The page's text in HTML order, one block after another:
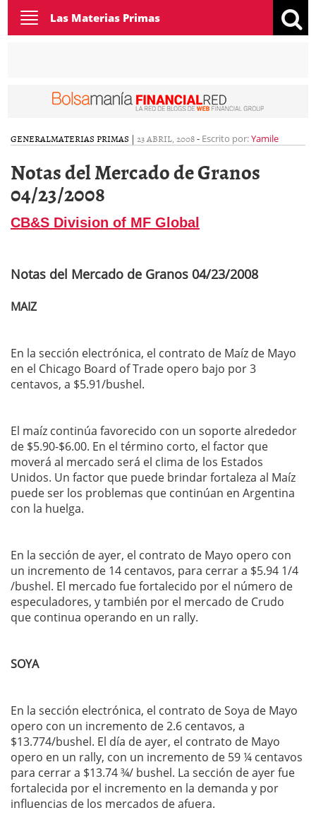
Toggle
navigation
Las Materias Primas
GENERALMATERIAS PRIMAS | 23 ABRIL, 2008- Escrito por:Yamile
Notas del Mercado de Granos
04/23/2008
CB&S Division of MF Global
Notas del Mercado de Granos 04/23/2008
MAIZ
En la sección electrónica, el contrato de Maíz de Mayo
en el Chicago Board of Trade opero bajo por 3
centavos, a $5.91/bushel.
El maíz continúa favorecido con un soporte alrededor
de $5.90-$6.00. En el término corto, el factor que
moverá al mercado será el clima de los Estados
Unidos. Un factor que puede brindar fortaleza al Maíz
puede ser los problemas que continúan en Argentina
con la huelga.
En la sección de ayer, el contrato de Mayo opero con
un incremento de 14 centavos, para cerrar a $5.94 1/4
/bushel. El mercado fue fortalecido por el número de
especuladores, y también por el mercado de Crudo
que continua operando en un rally.
SOYA
En la sección electrónica, el contrato de Soya de Mayo
opero con un incremento de 2.6 centavos, a
$13.774/bushel. El día de ayer, el contrato de Mayo
opero en un rally, con un incremento de 59 ¼ centavos
para cerrar a $13.74 ¾/ bushel. La sección de ayer fue
fortalecida por el incremento en la demanda y por
influencias de los mercados de afuera.